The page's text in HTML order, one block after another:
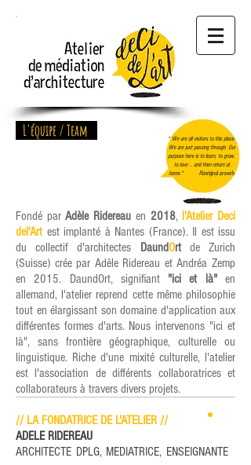
L'équipe / Team
" We are all visitors to this place.
We are just passing through. Our
purpose here is to learn, to grow,
to love .. and then return at
home." Aboriginal proverb
Fondé parAdèle Ridereau en 2018, l'Atelier Deci
del'Art est implanté à Nantes (France). Il est issu
du collectif d'architectes DaundOrt
de Zurich
(Suisse) crée par Adèle Ridereau et Andréa Zemp
en 2015. DaundOrt, signifiant "ici et là"en
allemand, l'atelier reprend cette même philosophie
tout en élargissant son domaine d'application aux
différentes formes d'arts. Nous intervenons "ici et
là", sans frontière géographique, culturelle ou
linguistique. Riche d'une mixité culturelle, l'atelier
est l'association de différents collaboratrices et
collaborateurs à travers divers projets.
// LA FONDATRICE DE L'ATELIER //
ADELE RIDEREAU
ARCHITECTE DPLG, MEDIATRICE, ENSEIGNANTE